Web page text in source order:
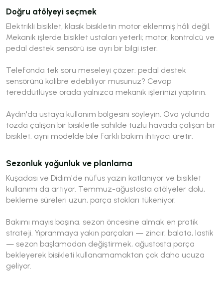
Doğru atölyeyi seçmek
Elektrikli bisiklet, klasik bisikletin motor eklenmiş hâli değil.
Mekanik işlerde bisiklet ustaları yeterli; motor, kontrolcü ve
pedal destek sensörü ise ayrı bir bilgi ister.
Telefonda tek soru meseleyi çözer: pedal destek
sensörünü kalibre edebiliyor musunuz? Cevap
tereddütlüyse orada yalnızca mekanik işlerinizi yaptırın.
Aydın'da ustaya kullanım bölgesini söyleyin. Ova yolunda
tozda çalışan bir bisikletle sahilde tuzlu havada çalışan bir
bisiklet, aynı modelde bile farklı bakım ihtiyacı üretir.
Sezonluk yoğunluk ve planlama
Kuşadası ve Didim'de nüfus yazın katlanıyor ve bisiklet
kullanımı da artıyor. Temmuz-ağustosta atölyeler dolu,
bekleme süreleri uzun, parça stokları tükeniyor.
Bakımı mayıs başına, sezon öncesine almak en pratik
strateji. Yıpranmaya yakın parçaları — zincir, balata, lastik
— sezon başlamadan değiştirmek, ağustosta parça
bekleyerek bisikleti kullanamamaktan çok daha ucuza
geliyor.